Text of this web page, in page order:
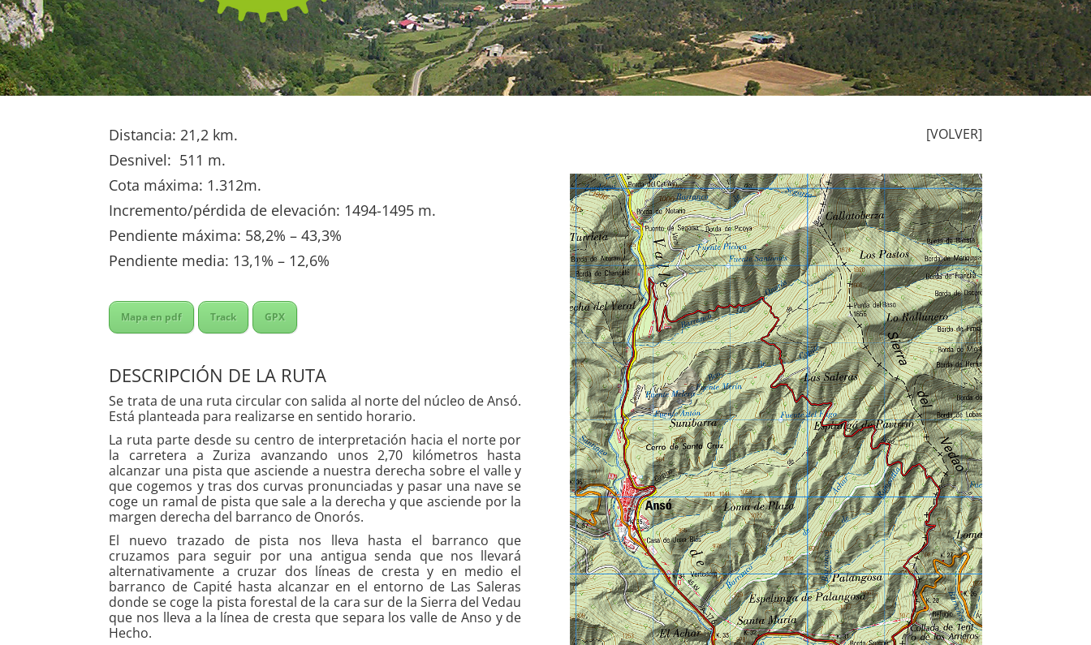
Distancia: 21,2 km.
Desnivel: 511 m.
Cota máxima: 1.312m.
Incremento/pérdida de elevación: 1494-1495 m.
Pendiente máxima: 58,2% – 43,3%
Pendiente media: 13,1% – 12,6%
Mapa en pdf Track GPX
DESCRIPCIÓN DE LA RUTA
Se trata de una ruta circular con salida al norte del núcleo de Ansó.
Está planteada para realizarse en sentido horario.
La ruta parte desde su centro de interpretación hacia el norte por
la carretera a Zuriza avanzando unos 2,70 kilómetros hasta
alcanzar una pista que asciende a nuestra derecha sobre el valle y
que cogemos y tras dos curvas pronunciadas y pasar una nave se
coge un ramal de pista que sale a la derecha y que asciende por la
margen derecha del barranco de Onorós.
El nuevo trazado de pista nos lleva hasta el barranco que
cruzamos para seguir por una antigua senda que nos llevará
alternativamente a cruzar dos líneas de cresta y en medio el
barranco de Capité hasta alcanzar en el entorno de Las Saleras
donde se coge la pista forestal de la cara sur de la Sierra del Vedau
que nos lleva a la línea de cresta que separa los valle de Anso y de
Hecho.
[VOLVER]